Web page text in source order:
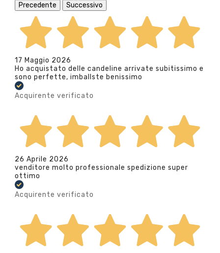
Precedente
Successivo
17 Maggio 2026
Ho acquistato delle candeline arrivate subitissimo e
sono perfette, imballste benissimo
Acquirente verificato
26 Aprile 2026
venditore molto professionale spedizione super
ottimo
Acquirente verificato